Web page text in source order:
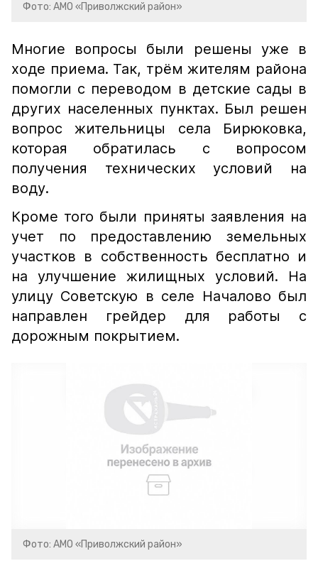
Фото: АМО «Приволжский район»
Многие вопросы были решены уже в
ходе приема. Так, трём жителям района
помогли с переводом в детские сады в
других населенных пунктах. Был решен
вопрос жительницы села Бирюковка,
которая обратилась с вопросом
получения технических условий на
воду.
Кроме того были приняты заявления на
учет по предоставлению земельных
участков в собственность бесплатно и
на улучшение жилищных условий. На
улицу Советскую в селе Началово был
направлен грейдер для работы с
дорожным покрытием.
Фото: АМО «Приволжский район»